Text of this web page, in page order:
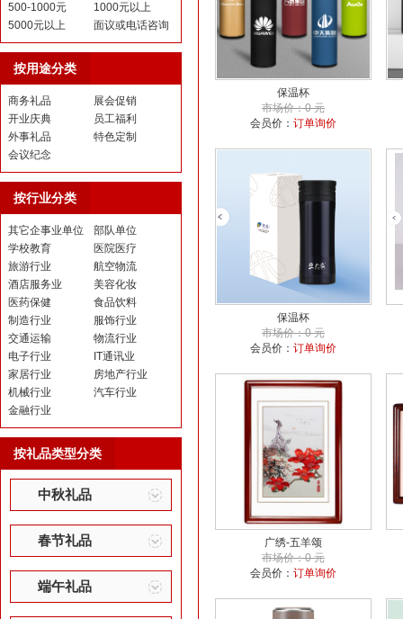
500-1000元
1000元以上
5000元以上
面议或电话咨询
按用途分类
商务礼品
展会促销
开业庆典
员工福利
外事礼品
特色定制
会议纪念
按行业分类
其它企事业单位
部队单位
学校教育
医院医疗
旅游行业
航空物流
酒店服务业
美容化妆
医药保健
食品饮料
制造行业
服饰行业
交通运输
物流行业
电子行业
IT通讯业
家居行业
房地产行业
机械行业
汽车行业
金融行业
按礼品类型分类
中秋礼品
春节礼品
端午礼品
保温杯
市场价：0 元
会员价： 订单询价
保温杯
市场价：0 元
会员价： 订单询价
广绣-五羊颂
市场价：0 元
会员价： 订单询价